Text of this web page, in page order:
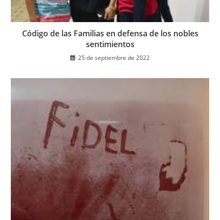
Código de las Familias en defensa de los nobles
sentimientos
25 de septiembre de 2022